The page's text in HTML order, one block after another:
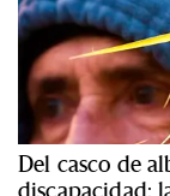
Del casco de
discapacidad: